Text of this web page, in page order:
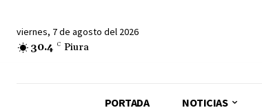
viernes, 7 de agosto del 2026
30.4 C Piura
PORTADA NOTICIAS